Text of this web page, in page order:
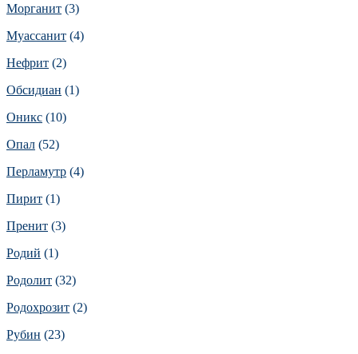
Морганит (3)
Муассанит (4)
Нефрит (2)
Обсидиан (1)
Оникс (10)
Опал (52)
Перламутр (4)
Пирит (1)
Пренит (3)
Родий (1)
Родолит (32)
Родохрозит (2)
Рубин (23)